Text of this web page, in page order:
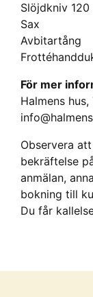
Slöjdkniv
Sax
Avbitartång
För mer
Halmens
Observera
bekräftelse
anmälan,
bokning till
Du får